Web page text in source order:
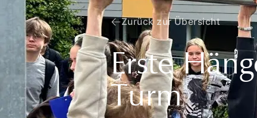
Zurück zur Übersicht
Erste
Turm